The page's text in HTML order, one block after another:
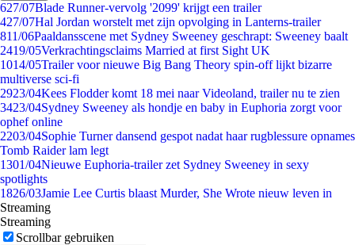
627/07Blade Runner-vervolg '2099' krijgt een trailer
427/07Hal Jordan worstelt met zijn opvolging in Lanterns-trailer
811/06Paaldansscene met Sydney Sweeney geschrapt: Sweeney baalt
2419/05Verkrachtingsclaims Married at first Sight UK
1014/05Trailer voor nieuwe Big Bang Theory spin-off lijkt bizarre
multiverse sci-fi
2923/04Kees Flodder komt 18 mei naar Videoland, trailer nu te zien
3423/04Sydney Sweeney als hondje en baby in Euphoria zorgt voor
ophef online
2203/04Sophie Turner dansend gespot nadat haar rugblessure opnames
Tomb Raider lam legt
1301/04Nieuwe Euphoria-trailer zet Sydney Sweeney in sexy
spotlights
1826/03Jamie Lee Curtis blaast Murder, She Wrote nieuw leven in
Streaming
Streaming
Scrollbar gebruiken